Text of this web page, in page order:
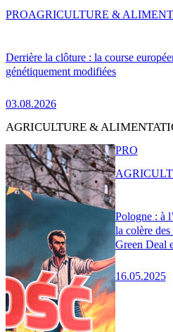
Derrière la clôture : la course
génétiquement modifiées
03.08.2026
PROAGRICULTURE &
AGRICULTURE &
Pologne : à
la colère
Green Deal
16.05.2025
PRO